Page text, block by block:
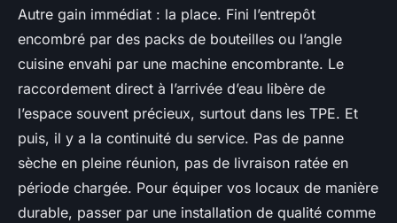
Autre gain immédiat : la place. Fini l’entrepôt
encombré par des packs de bouteilles ou l’angle
cuisine envahi par une machine encombrante. Le
raccordement direct à l’arrivée d’eau libère de
l’espace souvent précieux, surtout dans les TPE. Et
puis, il y a la continuité du service. Pas de panne
sèche en pleine réunion, pas de livraison ratée en
période chargée. Pour équiper vos locaux de manière
durable, passer par une installation de qualité comme